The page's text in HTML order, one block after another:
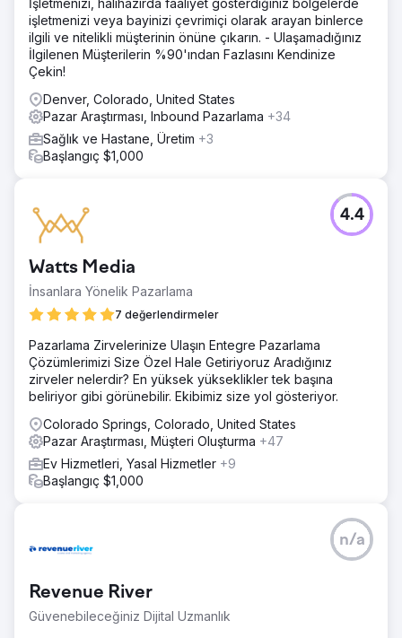
işletmenizi veya bayinizi çevrimiçi olarak arayan binlerce
ilgili ve nitelikli müşterinin önüne çıkarın. - Ulaşamadığınız
İlgilenen Müşterilerin %90'ından Fazlasını Kendinize
Çekin!
Denver, Colorado, United States
Pazar Araştırması, Inbound Pazarlama +34
Sağlık ve Hastane, Üretim +3
Başlangıç $1,000
Watts Media
İnsanlara Yönelik Pazarlama
7 değerlendirmeler
4.4
Pazarlama Zirvelerinize Ulaşın Entegre Pazarlama
Çözümlerimizi Size Özel Hale Getiriyoruz Aradığınız
zirveler nelerdir? En yüksek yükseklikler tek başına
beliriyor gibi görünebilir. Ekibimiz size yol gösteriyor.
Colorado Springs, Colorado, United States
Pazar Araştırması, Müşteri Oluşturma +47
Ev Hizmetleri, Yasal Hizmetler +9
Başlangıç $1,000
Revenue River
Güvenebileceğiniz Dijital Uzmanlık
n/a